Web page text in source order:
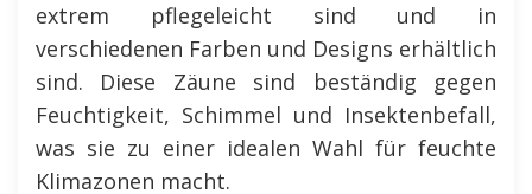
extrem pflegeleicht sind und in
verschiedenen Farben und Designs erhältlich
sind. Diese Zäune sind beständig gegen
Feuchtigkeit, Schimmel und Insektenbefall,
was sie zu einer idealen Wahl für feuchte
Klimazonen macht.